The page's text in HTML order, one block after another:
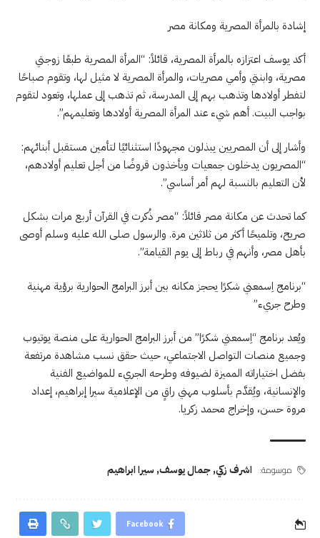
إشادة بالمرأة المصرية ومكانة مصر
أكد يوسف اعتزازه بالمرأة المصرية، قائلاً: “المرأة المصرية طبعًا زوجتي
مصرية، وابنتي وأمي مصريات، والمرأة المصرية لا مثيل لها، وتقوم صباحًا
لتفطر أولادها وتذهب بهم إلى المدرسة، ثم تذهب إلى عملها، وتعود لتقوم
بواجب البيت. أهم شيء عند المرأة المصرية أولادها وتعليمهم”.
وأشار إلى أن المصريين يبذلون مجهودًا استثنائيًا لتأمين مستقبل أبنائهم:
“المصريون يدخلون جمعيات ويأخذون قروضًا من أجل تعليم أولادهم،
لأن التعليم بالنسبة لهم أمر أساسي”.
كما تحدث عن مكانة مصر قائلاً: “مصر ذُكرت في القرآن أربع مرات بشكل
صريح، وتلميحًا أكثر من ثلاثين مرة. والرسول صلى الله عليه وسلم أوصى
بأهل مصر، وأنهم في رباط إلى يوم القيامة”.
“برنامج اِسمعني شكرًا يحجز مكانه بين أبرز البرامج الحوارية برؤية مهنية
وطرح جريء”
ويُعد برنامج “اِسمعني شكرًا” من أبرز البرامج الحوارية على منصة يوتيوب
وجميع منصات التواصل الاجتماعي، حيث حقق نسب مشاهدة مرتفعة
بفضل اختياراته المميزة لضيوفه وطرحه الجريء للمواضيع الفنية
والإنسانية، ويُقدَّم بأسلوب مهني راقٍ من الإعلامية سيرا إبراهيم، إعداد
مروة حسن، وإخراج محمد زكريا.
موسومة: اشرف زكي,جمال يوسف, سيرا ابراهيم
Facebook